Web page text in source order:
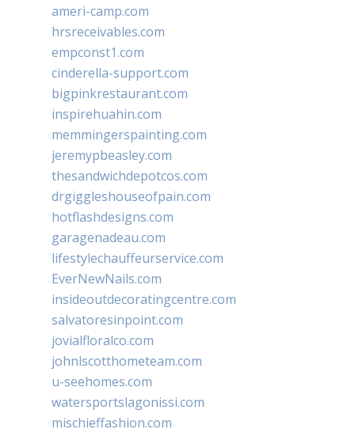
ameri-camp.com
hrsreceivables.com
empconst1.com
cinderella-support.com
bigpinkrestaurant.com
inspirehuahin.com
memmingerspainting.com
jeremypbeasley.com
thesandwichdepotcos.com
drgiggleshouseofpain.com
hotflashdesigns.com
garagenadeau.com
lifestylechauffeurservice.com
EverNewNails.com
insideoutdecoratingcentre.com
salvatoresinpoint.com
jovialfloralco.com
johnlscotthometeam.com
u-seehomes.com
watersportslagonissi.com
mischieffashion.com